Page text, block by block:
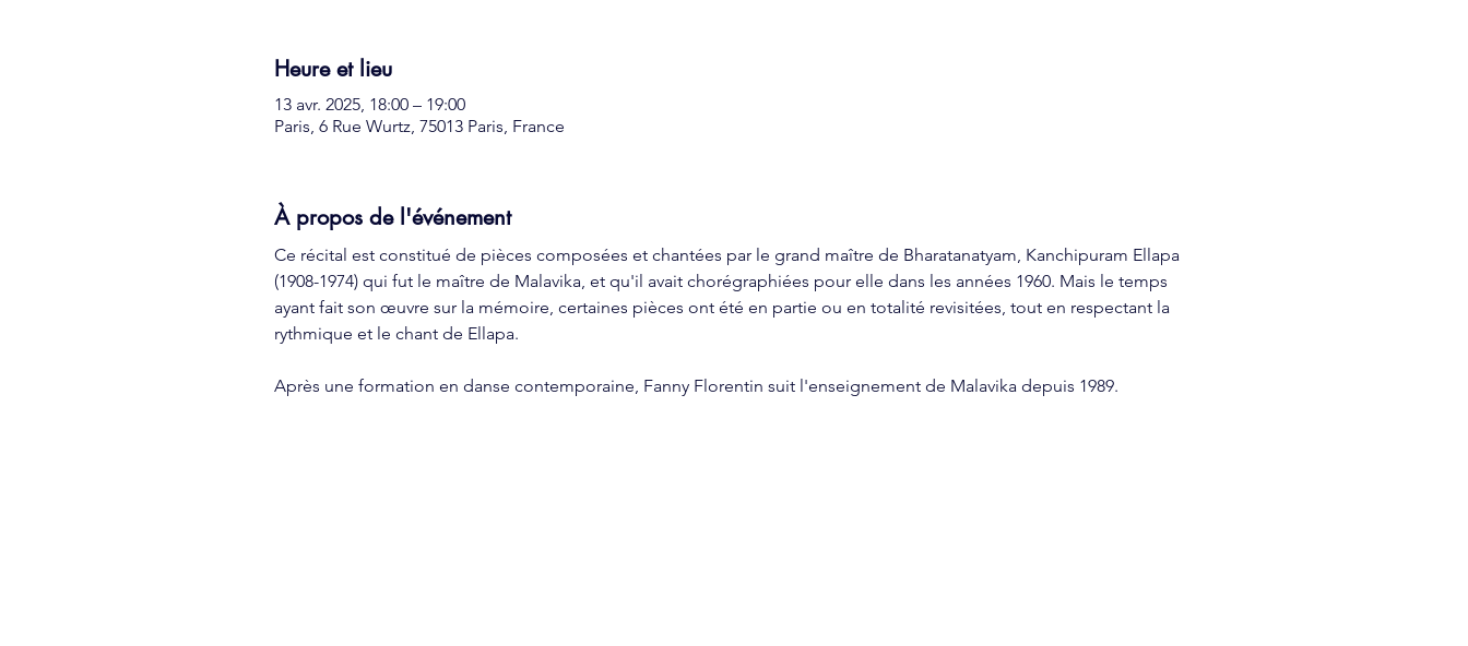
Heure et lieu
13 avr. 2025, 18:00 – 19:00
Paris, 6 Rue Wurtz, 75013 Paris, France
À propos de l'événement
Ce récital est constitué de pièces composées et chantées par le grand maître de Bharatanatyam, Kanchipuram Ellapa
(1908-1974) qui fut le maître de Malavika, et qu'il avait chorégraphiées pour elle dans les années 1960. Mais le temps
ayant fait son œuvre sur la mémoire, certaines pièces ont été en partie ou en totalité revisitées, tout en respectant la
rythmique et le chant de Ellapa.
Après une formation en danse contemporaine, Fanny Florentin suit l'enseignement de Malavika depuis 1989.